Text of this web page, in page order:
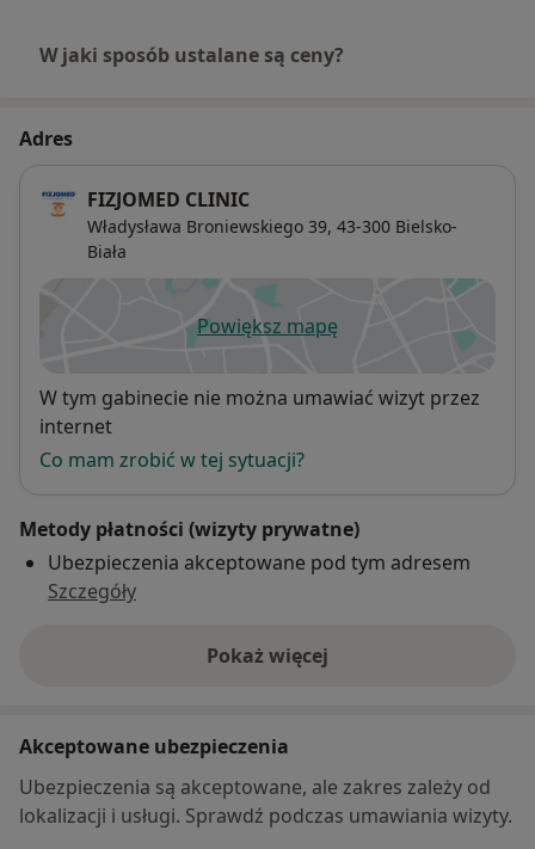
W jaki sposób ustalane są ceny?
Adres
FIZJOMED CLINIC
Władysława Broniewskiego 39, 43-300 Bielsko-
Biała
Powiększ mapęotwiera się w nowej karcie
Dostępność
W tym gabinecie nie można umawiać wizyt przez
internet
Co mam zrobić w tej sytuacji?
Metody płatności (wizyty prywatne)
Ubezpieczenia akceptowane pod tym adresem
Szczegóły
Pokaż więcej
o adresie
Akceptowane ubezpieczenia
Ubezpieczenia są akceptowane, ale zakres zależy od
lokalizacji i usługi. Sprawdź podczas umawiania wizyty.